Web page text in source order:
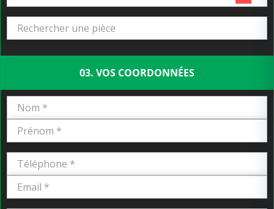
03. VOS COORDONNÉES